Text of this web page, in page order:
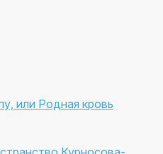
или Родная кровь